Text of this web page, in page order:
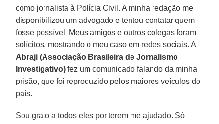
como jornalista à Polícia Civil. A minha redação me
disponibilizou um advogado e tentou contatar quem
fosse possível. Meus amigos e outros colegas foram
solícitos, mostrando o meu caso em redes sociais. A
Abraji (Associação Brasileira de Jornalismo
Investigativo) fez um comunicado falando da minha
prisão, que foi reproduzido pelos maiores veículos do
país.
Sou grato a todos eles por terem me ajudado. Só